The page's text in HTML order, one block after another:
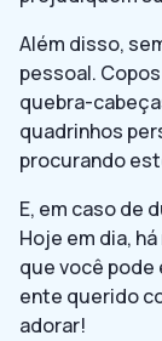
Além disso,
pessoal.
quebra-
quadrinhos
procurando
E, em caso de
Hoje em dia,
que você
ente querido
adorar!